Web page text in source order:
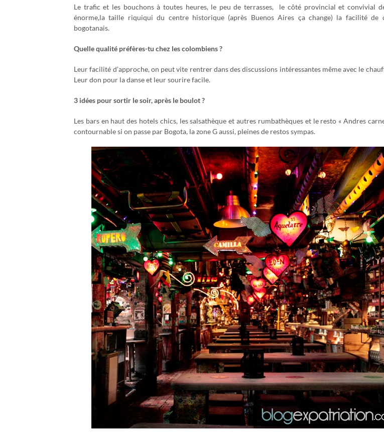
Le trafic et les bouchons à toutes heures, le peu de terrasses, le côté provincial et convivial
énorme,la taille riquiqui du centre historique (après Buenos Aires ça change) la facilité de
bogotanais.
Quelle qualité préfères-tu chez les colombiens ?
Leur facilité d’approche, on peut vite rentrer dans des discussions intéressantes même avec le
Leur don pour la danse et leur sourire facile.
3 idées pour sortir le soir, après le boulot ?
Les bars en haut des hotels chics, les salsathèque et autres rumbathèques et le resto « Andres
contournable si on passe par Bogota, la zone G aussi, pleines de restos sympas.